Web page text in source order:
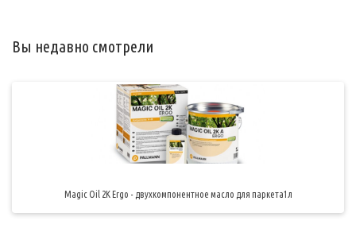
Вы недавно смотрели
Magic Oil 2K Ergo - двухкомпонентное масло для паркета1л